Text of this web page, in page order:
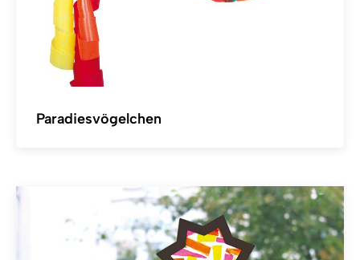
Paradiesvögelchen